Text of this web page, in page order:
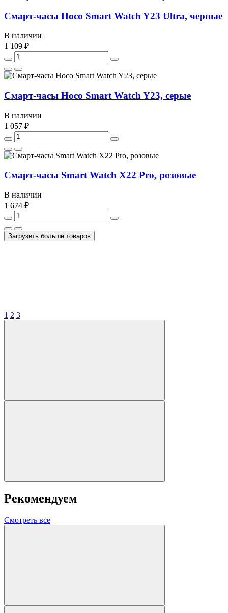
Смарт-часы Hoco Smart Watch Y23 Ultra, черные
В наличии
1 109 ₽
Смарт-часы Hoco Smart Watch Y23, серые
В наличии
1 057 ₽
Смарт-часы Smart Watch X22 Pro, розовые
В наличии
1 674 ₽
Загрузить больше товаров
1 2 3
Рекомендуем
Смотреть все